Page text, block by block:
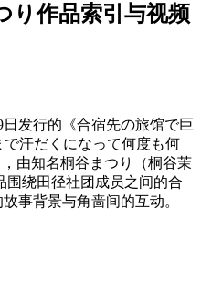
り作品索引与视频
发行的《合宿先の旅馆で巨
汗だくになって何度も何
由知名桐谷まつり（桐谷茉
围绕田径社团成员之间的合
事背景与角啬间的互动。